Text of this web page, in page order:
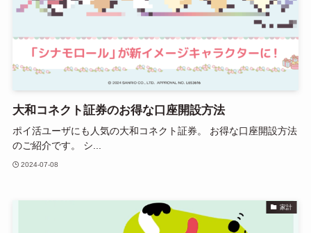
大和コネクト証券のお得な口座開設方法
ポイ活ユーザにも人気の大和コネクト証券。 お得な口座開設方法
のご紹介です。 シ...
2024-07-08
家計